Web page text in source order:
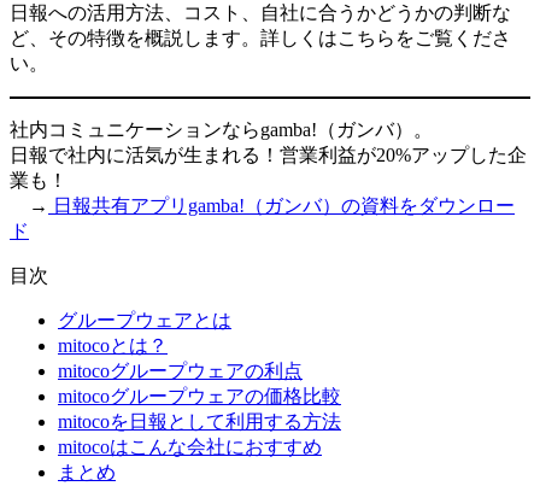
日報への活用方法、コスト、自社に合うかどうかの判断な
ど、その特徴を概説します。詳しくはこちらをご覧くださ
い。
社内コミュニケーションならgamba!（ガンバ）。
日報で社内に活気が生まれる！営業利益が20%アップした企
業も！
→ 日報共有アプリgamba!（ガンバ）の資料をダウンロー
ド
目次
グループウェアとは
mitocoとは？
mitocoグループウェアの利点
mitocoグループウェアの価格比較
mitocoを日報として利用する方法
mitocoはこんな会社におすすめ
まとめ